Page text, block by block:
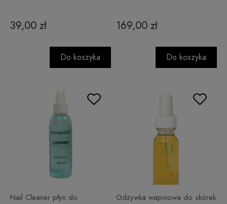
39,00 zł
Do koszyka
169,00 zł
Do koszyka
Nail Cleaner płyn do
Odżywka wapniowa do skórek